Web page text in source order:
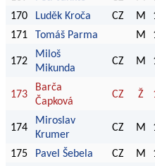
170
Luděk Kroča CZ M
171
Tomáš Parma M
172
Miloš
Mikunda
CZ M
173
Barča
Čapková
CZ Ž
174
Miroslav
Krumer
CZ M
175 Pavel Šebela CZ M